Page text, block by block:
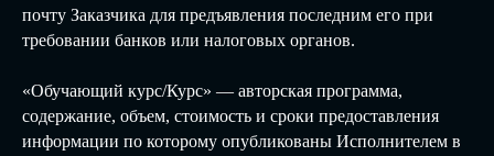
почту Заказчика для предъявления последним его при
требовании банков или налоговых органов.
«Обучающий курс/Курс» — авторская программа,
содержание, объем, стоимость и сроки предоставления
информации по которому опубликованы Исполнителем в